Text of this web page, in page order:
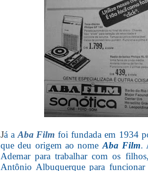
Já aAba Film foi fundada em 1934
que deu origem ao nomeAba Film.
Ademar para trabalhar com os
Antônio Albuquerque para